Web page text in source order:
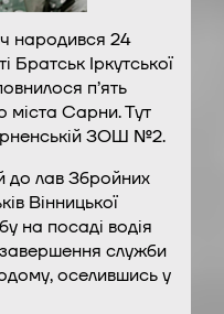
народився 24
Братськ Іркутської
п’ять
міста Сарни. Тут
ЗОШ №2.
до лав Збройних
Вінницької
на посаді водія
завершення служби
оселившись у